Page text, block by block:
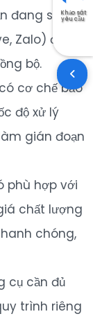
đang sử
Zalo) để
bộ.
cơ chế bảo
độ xử lý
gián đoạn
phù hợp với
chất lượng
chóng,
cụ cần đủ
trình riêng
Khảo sát
yêu cầu